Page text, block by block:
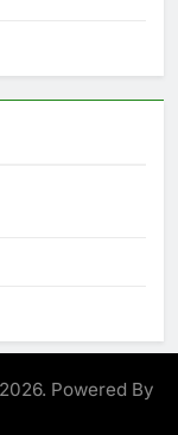
Powered By